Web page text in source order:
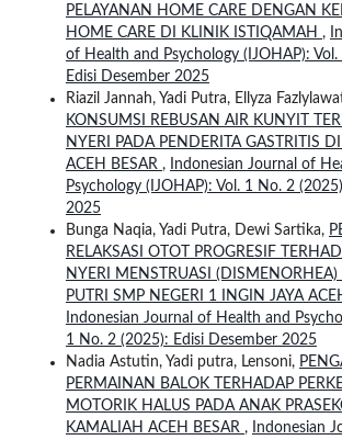
PELAYANAN HOME CARE DENGAN
HOME CARE DI KLINIK ISTIQAMAH ,
of Health and Psychology (IJOHAP):
Edisi Desember 2025
Riazil Jannah, Yadi Putra, Ellyza
KONSUMSI REBUSAN AIR KUNYIT
NYERI PADA PENDERITA GASTRITIS
ACEH BESAR ,
Indonesian Journal of
Psychology (IJOHAP): Vol. 1 No. 2
2025
Bunga Naqia, Yadi Putra, Dewi Sartika,
RELAKSASI OTOT PROGRESIF
NYERI MENSTRUASI (DISMENORHEA)
PUTRI SMP NEGERI 1 INGIN JAYA
Indonesian Journal of Health and
1 No. 2 (2025): Edisi Desember 2025
Nadia Astutin, Yadi putra, Lensoni,
PERMAINAN BALOK TERHADAP
MOTORIK HALUS PADA ANAK
KAMALIAH ACEH BESAR ,
Indonesian